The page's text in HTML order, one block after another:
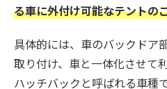
る車に外付け可能なテントの
具体的には、車のバックドア
取り付け、車と一体化させて
ハッチバックと呼ばれる車種